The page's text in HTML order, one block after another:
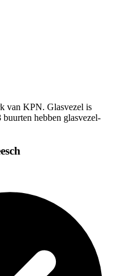
van KPN. Glasvezel is
hebben glasvezel-